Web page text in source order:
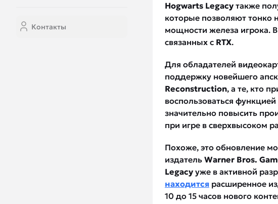
Контакты
Hogwarts Legacy также
которые позволяют тонко
мощности железа игрока.
связанных с RTX.
Для обладателей
поддержку новейшего
Reconstruction, а те, кто
воспользоваться функцией
значительно повысить
при игре в сверхвысоком
Похоже, это обновление
издатель Warner Bros.
Legacy уже в активной
находится расширенное
10 до 15 часов нового